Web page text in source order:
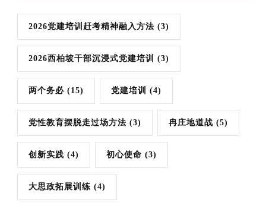
2026党建培训赶考精神融入方法 (3)
2026西柏坡干部沉浸式党建培训 (3)
两个务必 (15) 党建培训 (4)
党性教育摆脱走过场方法 (3) 冉庄地道战 (5)
创新实践 (4) 初心使命 (3)
大思政拓展训练 (4)